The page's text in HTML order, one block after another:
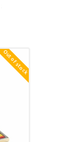
Out of stock